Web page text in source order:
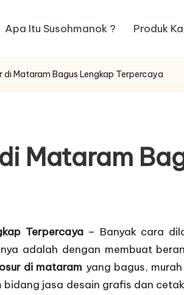
Apa Itu Susohmanok ? Produk
di Mataram Bagus Lengkap Terpercaya
Mataram
Terpercaya– Banyak cara
adalah dengan membuat
di mataram yang bagus,
jasa desain grafis dan